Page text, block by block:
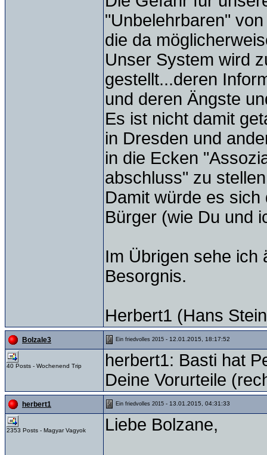
"Unbelehrbaren"
die da
Unser System wird
gestellt...deren
und deren Ängste
Es ist nicht damit
in Dresden und
in die Ecken
abschluss" zu
Damit würde es
Bürger (wie Du und
Im Übrigen sehe ich
Besorgnis.
Herbert1 (Hans
Bolzale3 Ein friedvolles 2015 - 12.01.2015, 18:17:52
40 Posts - Wochenend Trip
herbert1: Basti hat
Deine Vorurteile
herbert1 Ein friedvolles 2015 - 13.01.2015, 04:31:33
2353 Posts - Magyar Vagyok Liebe Bolzane,